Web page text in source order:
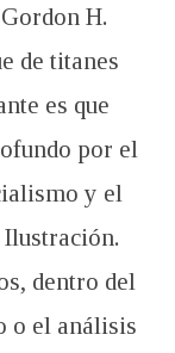
H.
de titanes
es que
por el
y el
dentro del
o el análisis